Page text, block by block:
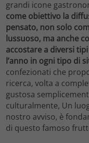
grandi icone
come obiettivo la
pensato, non solo
lussuoso, ma anche
accostare a diversi
l’anno in ogni tipo di
confezionati che
ricerca, volta a
gustosa
culturalmente, Un
nostro avviso, è
di questo famoso